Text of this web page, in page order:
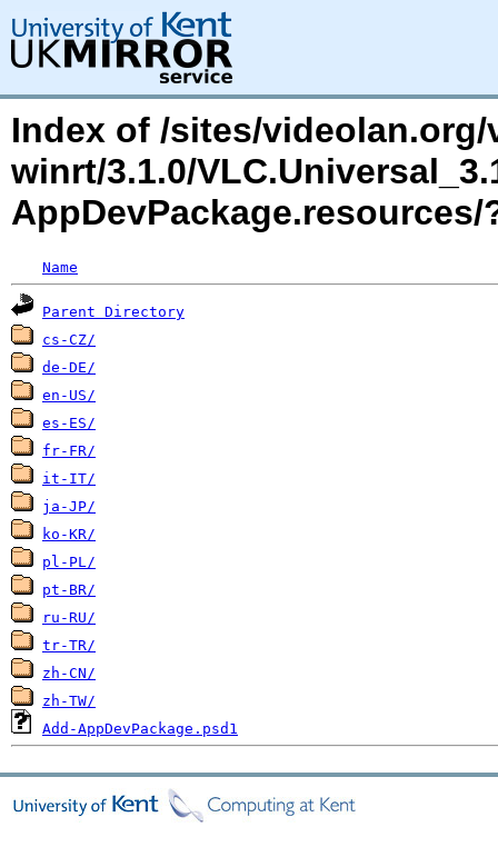
Index of /sites/videolan.org/
winrt/3.1.0/
AppDevPackage.resources/
Name
Parent Directory
cs-CZ/
de-DE/
en-US/
es-ES/
fr-FR/
it-IT/
ja-JP/
ko-KR/
pl-PL/
pt-BR/
ru-RU/
tr-TR/
zh-CN/
zh-TW/
Add-AppDevPackage.psd1